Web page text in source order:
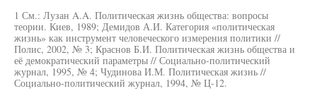
1 См.: Лузан A.A. Политическая жизнь общества: вопросы
теории. Киев, 1989; Демидов А.И. Категория «политическая
жизнь» как инструмент человеческого измерения политики //
Полис, 2002, № 3; Краснов Б.И. Политическая жизнь общества и
её демократический параметры // Социально-политический
журнал, 1995, № 4; Чудинова И.М. Политическая жизнь //
Социально-политический журнал, 1994, № Ц-12.